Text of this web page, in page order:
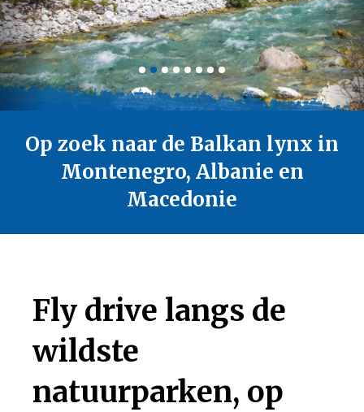
Op zoek naar de Balkan lynx in
Montenegro, Albanie en
Macedonie
Fly drive langs de
wildste
natuurparken, op